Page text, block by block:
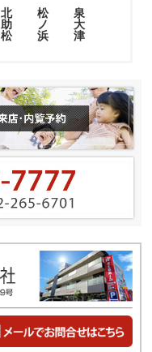
北
助
松
松
ノ
浜
泉
大
津